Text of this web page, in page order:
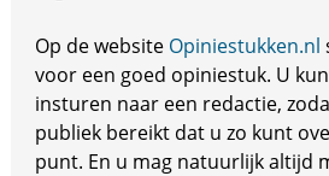
Op de website Opiniestukken.nl
voor een goed opiniestuk. U
insturen naar een redactie,
publiek bereikt dat u zo kunt
punt. En u mag natuurlijk altijd